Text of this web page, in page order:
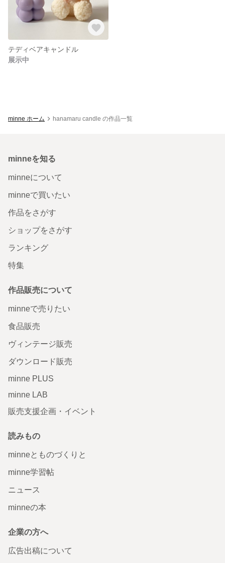
テディベアキャンドル
展示中
minne ホーム hanamaru candle の作品一覧
minneを知る
minneについて
minneで買いたい
作品をさがす
ショップをさがす
ランキング
特集
作品販売について
minneで売りたい
食品販売
ヴィンテージ販売
ダウンロード販売
minne PLUS
minne LAB
販売支援企画・イベント
読みもの
minneとものづくりと
minne学習帖
ニュース
minneの本
企業の方へ
広告出稿について